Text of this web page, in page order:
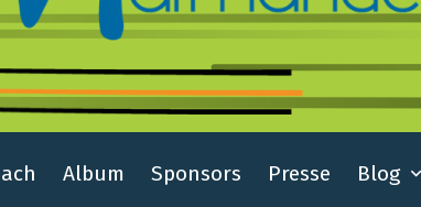
Album Sponsors Presse
Blog